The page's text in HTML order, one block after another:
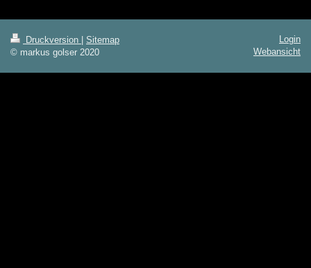
Druckversion
Sitemap
© markus golser 2020
Login
Webansicht